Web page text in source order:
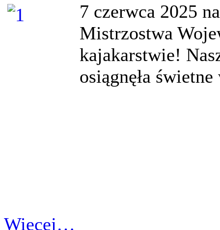
7 czerwca 2025
Mistrzostwa
kajakarstwie!
osiągnęła
Więcej…